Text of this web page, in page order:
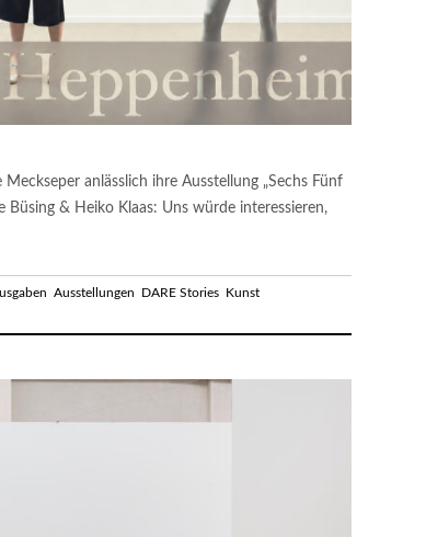
anlässlich ihre Ausstellung „Sechs Fünf
& Heiko Klaas: Uns würde interessieren,
Ausstellungen DARE Stories Kunst